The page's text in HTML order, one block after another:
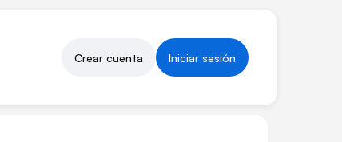
Crear cuenta Iniciar sesión